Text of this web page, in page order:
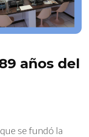
años del
se fundó la